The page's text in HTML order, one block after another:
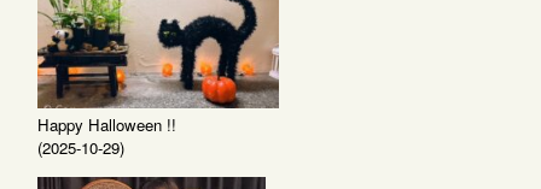
Happy Halloween !!
(2025-10-29)